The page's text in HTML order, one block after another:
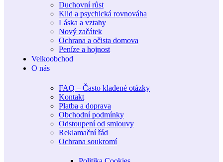
Duchovní růst
Klid a psychická rovnováha
Láska a vztahy
Nový začátek
Ochrana a očista domova
Peníze a hojnost
Velkoobchod
O nás
FAQ – Často kladené otázky
Kontakt
Platba a doprava
Obchodní podmínky
Odstoupení od smlouvy
Reklamační řád
Ochrana soukromí